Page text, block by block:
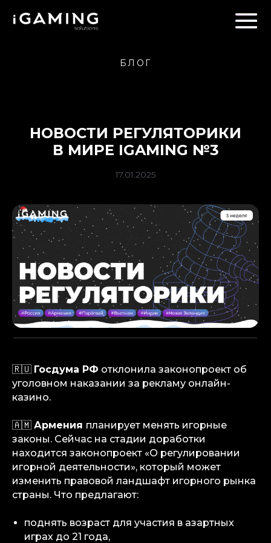
БЛОГ
НОВОСТИ РЕГУЛЯТОРИКИ
В МИРЕ IGAMING №3
17.01.2025
🇷🇺 Госдума РФ отклонила законопроект об
уголовном наказании за рекламу онлайн-
казино.
🇦🇲 Армения планирует менять игорные
законы. Сейчас на стадии доработки
находится законопроект «О регулировании
игорной деятельности», который может
изменить правовой ландшафт игорного рынка
страны. Что предлагают:
поднять возраст для участия в азартных
играх до 21 года,